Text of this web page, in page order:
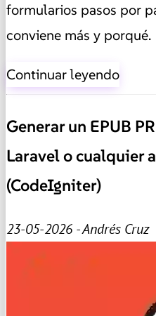
formularios pasos por
conviene más y porqué.
Continuar leyendo
Generar un EPUB
Laravel o cualquier
(CodeIgniter)
23-05-2026 - Andrés Cruz